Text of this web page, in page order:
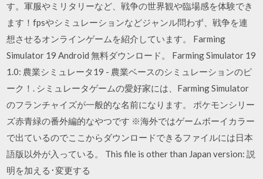
す。軍服やミリタリーなど、戦争の世界観や臨場感を体験でき
ます！fpsやシミュレーションなどジャンル問わず、戦争を連
想させるオンラインゲームを紹介しています。 Farming
Simulator 19 Android 無料ダウンロード。 Farming Simulator 19
1.0: 農業シミュレータ19 - 農業ベースのシミュレーションのピ
ーク！. シミュレータゲームの愛好家には、Farming Simulator
のフランチャイズが一般的な名前になります。 ポケモンシリー
ズ赤青緑の番外編的なやつです ※海外ではゲームボーイカラー
で出ているのでここからダウンロードできるファイルには日本
語版以外が入っている。 This file is other than Japan version: 説
明を加える･変更する